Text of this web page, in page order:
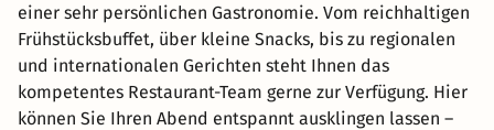
einer sehr persönlichen Gastronomie. Vom reichhaltigen
Frühstücksbuffet, über kleine Snacks, bis zu regionalen
und internationalen Gerichten steht Ihnen das
kompetentes Restaurant-Team gerne zur Verfügung. Hier
können Sie Ihren Abend entspannt ausklingen lassen –